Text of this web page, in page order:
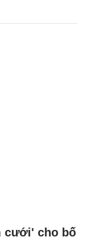
cưới' cho bố